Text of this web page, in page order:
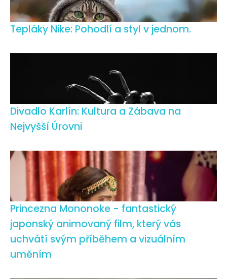
Tepláky Nike: Pohodlí a styl v jednom.
Divadlo Karlín: Kultura a Zábava na
Nejvyšší Úrovni
Princezna Mononoke - fantastický
japonský animovaný film, který vás
uchvátí svým příběhem a vizuálním
uměním